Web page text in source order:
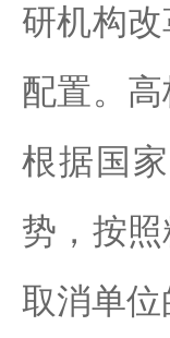
研机构
配置。
根据国
势，按
取消单位